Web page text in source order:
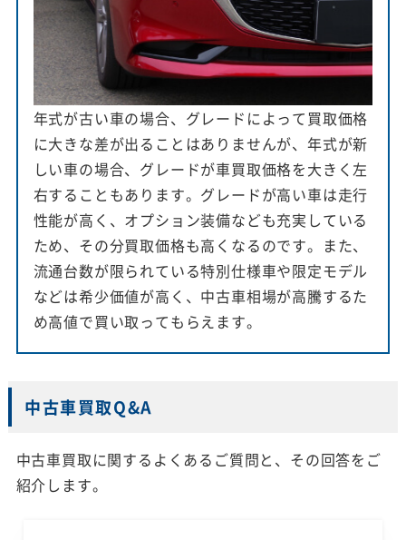
年式が古い車の場合、グレードによって買取価格
に大きな差が出ることはありませんが、年式が新
しい車の場合、グレードが車買取価格を大きく左
右することもあります。グレードが高い車は走行
性能が高く、オプション装備なども充実している
ため、その分買取価格も高くなるのです。また、
流通台数が限られている特別仕様車や限定モデル
などは希少価値が高く、中古車相場が高騰するた
め高値で買い取ってもらえます。
中古車買取Q&A
中古車買取に関するよくあるご質問と、その回答をご
紹介します。